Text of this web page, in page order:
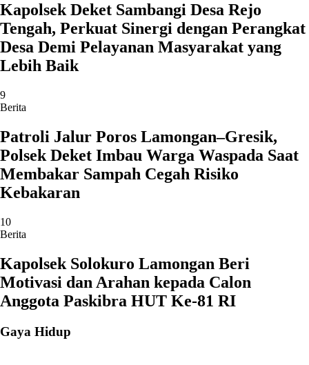
Kapolsek Deket Sambangi Desa Rejo
Tengah, Perkuat Sinergi dengan Perangkat
Desa Demi Pelayanan Masyarakat yang
Lebih Baik
9
Berita
Patroli Jalur Poros Lamongan–Gresik,
Polsek Deket Imbau Warga Waspada Saat
Membakar Sampah Cegah Risiko
Kebakaran
10
Berita
Kapolsek Solokuro Lamongan Beri
Motivasi dan Arahan kepada Calon
Anggota Paskibra HUT Ke-81 RI
Gaya Hidup